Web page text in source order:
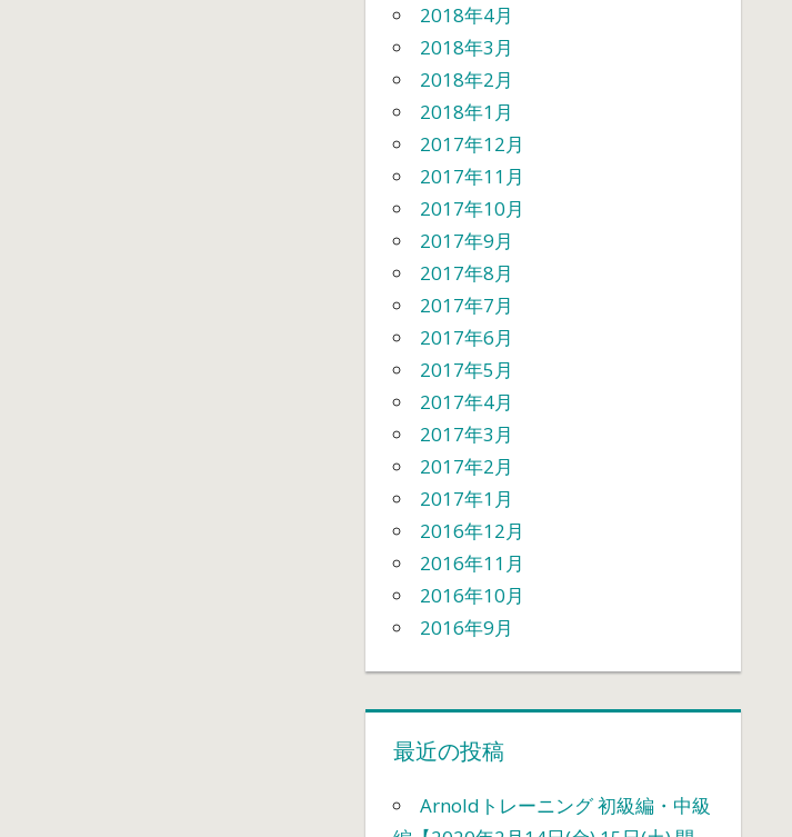
2018年4月
2018年3月
2018年2月
2018年1月
2017年12月
2017年11月
2017年10月
2017年9月
2017年8月
2017年7月
2017年6月
2017年5月
2017年4月
2017年3月
2017年2月
2017年1月
2016年12月
2016年11月
2016年10月
2016年9月
最近の投稿
Arnoldトレーニング 初級編・中級